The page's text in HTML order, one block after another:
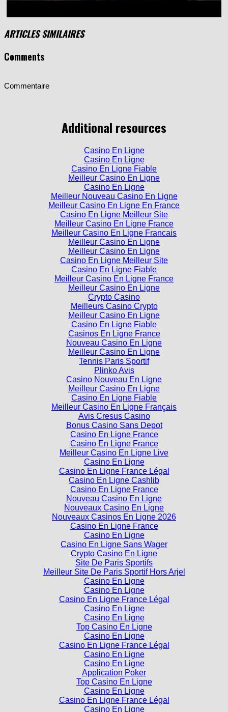
ARTICLES SIMILAIRES
Comments
Additional resources
Casino En Ligne
Casino En Ligne
Casino En Ligne Fiable
Meilleur Casino En Ligne
Casino En Ligne
Meilleur Nouveau Casino En Ligne
Meilleur Casino En Ligne En France
Casino En Ligne Meilleur Site
Meilleur Casino En Ligne France
Meilleur Casino En Ligne Francais
Meilleur Casino En Ligne
Meilleur Casino En Ligne
Casino En Ligne Meilleur Site
Casino En Ligne Fiable
Meilleur Casino En Ligne France
Meilleur Casino En Ligne
Crypto Casino
Meilleurs Casino Crypto
Meilleur Casino En Ligne
Casino En Ligne Fiable
Casinos En Ligne France
Nouveau Casino En Ligne
Meilleur Casino En Ligne
Tennis Paris Sportif
Plinko Avis
Casino Nouveau En Ligne
Meilleur Casino En Ligne
Casino En Ligne Fiable
Meilleur Casino En Ligne Français
Avis Cresus Casino
Bonus Casino Sans Depot
Casino En Ligne France
Casino En Ligne France
Meilleur Casino En Ligne Live
Casino En Ligne
Casino En Ligne France Légal
Casino En Ligne Cashlib
Casino En Ligne France
Nouveau Casino En Ligne
Nouveaux Casino En Ligne
Nouveaux Casinos En Ligne 2026
Casino En Ligne France
Casino En Ligne
Casino En Ligne Sans Wager
Crypto Casino En Ligne
Site De Paris Sportifs
Meilleur Site De Paris Sportif Hors Arjel
Casino En Ligne
Casino En Ligne
Casino En Ligne France Légal
Casino En Ligne
Casino En Ligne
Top Casino En Ligne
Casino En Ligne
Casino En Ligne France Légal
Casino En Ligne
Casino En Ligne
Application Poker
Top Casino En Ligne
Casino En Ligne
Casino En Ligne France Légal
Casino En Ligne